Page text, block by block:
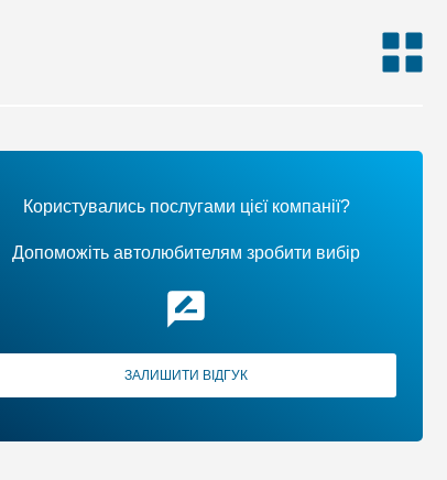
Користувались послугами цієї компанії?
Допоможіть автолюбителям зробити вибір
ЗАЛИШИТИ ВІДГУК